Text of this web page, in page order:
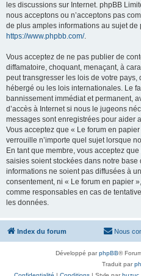
les discussions sur Internet. phpBB
nous acceptons ou n’acceptons pas
de plus amples informations au sujet de
https://www.phpbb.com/.
Vous acceptez de ne pas publier de
diffamatoire, choquant, menaçant, à
peut transgresser les lois de votre
hébergé ou les lois internationales. Le
bannissement immédiat et permanent,
d’accès à Internet si nous le jugeons
messages sont enregistrées pour aider
Vous acceptez que « Le forum en
verrouille n’importe quel sujet lorsque
En tant que membre, vous acceptez
saisies soient stockées dans notre
informations ne soient pas diffusées à
consentement, ni « Le forum en papier
comme responsables en cas de
les données.
Index du forum Nous
Développé parphpBB®
Traduit par